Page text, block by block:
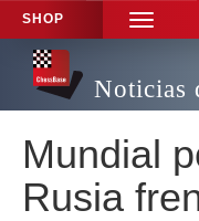
SHOP
TOGGLE
Noticias
Mundial
Rusia